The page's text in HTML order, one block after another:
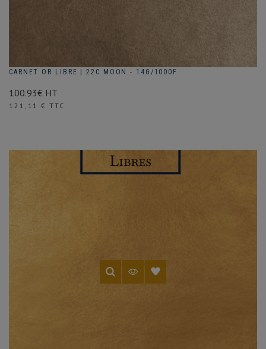
CARNET OR LIBRE | 22C MOON - 14G/1000F
100.93€ HT
Prix
121,11 € TTC